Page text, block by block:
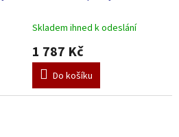
M
Galaxy - Růžová
Skladem ihned k odeslání
1 787 Kč
Do košíku